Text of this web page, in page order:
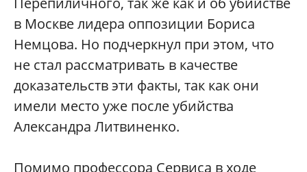
в Москве лидера оппозиции Бориса
Немцова. Но подчеркнул при этом, что
не стал рассматривать в качестве
доказательств эти факты, так как они
имели место уже после убийства
Александра Литвиненко.
Помимо профессора Сервиса в ходе